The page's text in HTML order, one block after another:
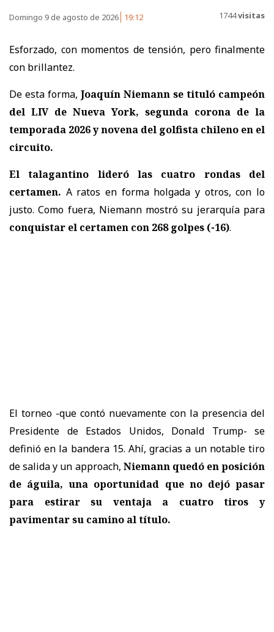
Domingo 9 de agosto de 2026 19:12 1744visitas
Esforzado, con momentos de tensión, pero finalmente
con brillantez.
De esta forma, Joaquín Niemann se tituló campeón
del LIV de Nueva York, segunda corona de la
temporada 2026 y novena del golfista chileno en el
circuito.
El talagantino lideró las cuatro rondas del
certamen. A ratos en forma holgada y otros, con lo
justo. Como fuera, Niemann mostró su jerarquía para
conquistar el certamen con 268 golpes (-16).
El torneo -que contó nuevamente con la presencia del
Presidente de Estados Unidos, Donald Trump- se
definió en la bandera 15. Ahí, gracias a un notable tiro
de salida y un approach, Niemann quedó en posición
de águila, una oportunidad que no dejó pasar
para estirar su ventaja a cuatro tiros y
pavimentar su camino al título.